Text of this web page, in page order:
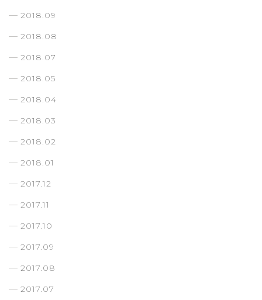
2018.09
2018.08
2018.07
2018.05
2018.04
2018.03
2018.02
2018.01
2017.12
2017.11
2017.10
2017.09
2017.08
2017.07